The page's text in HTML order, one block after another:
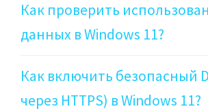
Как проверить
данных в Windows 11?
Как включить безопасный
через HTTPS) в Windows 11?